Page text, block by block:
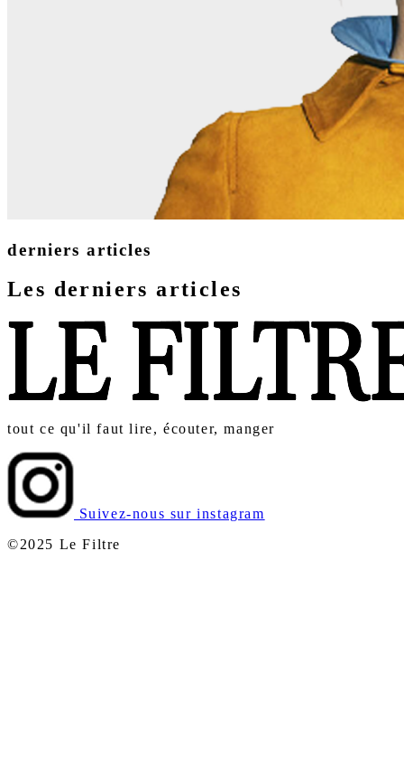
derniers articles
Les derniers articles
tout ce qu'il faut lire, écouter, manger
Suivez-nous sur instagram
©2025 Le Filtre